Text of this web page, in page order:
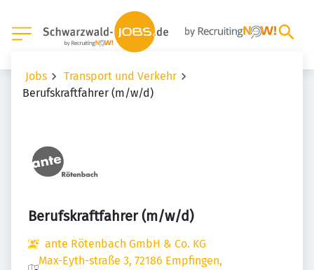
Jobs
Transport und Verkehr
Berufskraftfahrer (m/w/d)
Berufskraftfahrer (m/w/d)
ante Rötenbach GmbH & Co. KG
Max-Eyth-straße 3, 72186 Empfingen,